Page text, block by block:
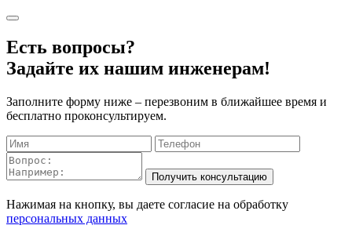
Есть вопросы?
Задайте их нашим инженерам!
Заполните форму ниже – перезвоним в ближайшее время и
бесплатно проконсультируем.
Нажимая на кнопку, вы даете согласие на обработку
персональных данных